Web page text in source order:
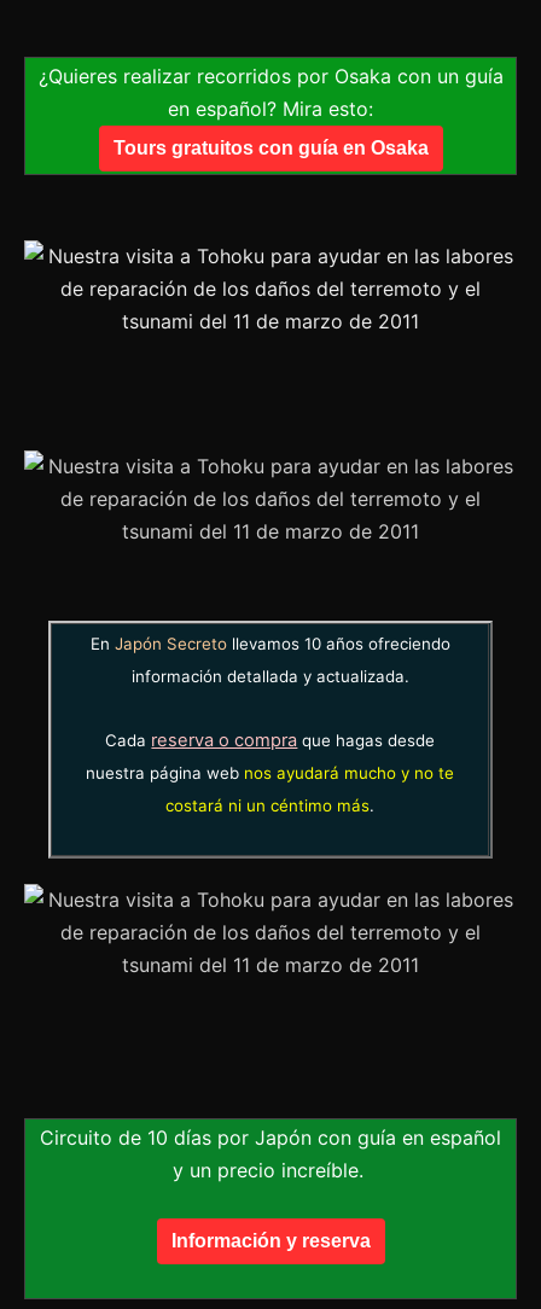
¿Quieres realizar recorridos por Osaka con un guía
en español? Mira esto:
Tours gratuitos con guía en Osaka
En Japón Secretollevamos 10 años ofreciendo
información detallada y actualizada.
Cada reserva o compra que hagas desde
nuestra página web nos ayudará mucho y no te
costará ni un céntimo más.
Circuito de 10 días por Japón con guía en español
y un precio increíble.
Información y reserva